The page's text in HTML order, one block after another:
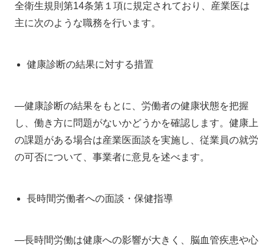
全衛生規則第14条第１項に規定されており、産業医は
主に次のような職務を行います。
健康診断の結果に対する措置
―健康診断の結果をもとに、労働者の健康状態を把握
し、働き方に問題がないかどうかを確認します。健康上
の課題がある場合は産業医面談を実施し、従業員の就労
の可否について、事業者に意見を述べます。
長時間労働者への面談・保健指導
―長時間労働は健康への影響が大きく、脳血管疾患や心